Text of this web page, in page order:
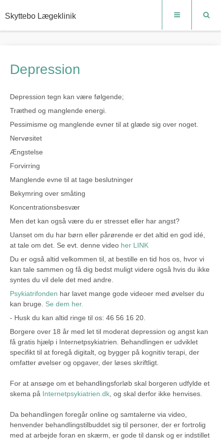
Skyttebo Lægeklinik
Depression
Depression tegn kan være følgende;
Træthed og manglende energi.
Pessimisme og manglende evner til at glæde sig over noget.
Nervøsitet
Ængstelse
Forvirring
Manglende evne til at tage beslutninger
Bekymring over småting
Koncentrationsbesvær
Men det kan også være du er stresset eller har angst?
Uanset om du har børn eller pårørende er det altid en god idé,
at tale om det. Se evt. denne video her LINK
Du er også altid velkommen til, at bestille en tid hos os, hvor vi
kan tale sammen og få dig bedst muligt videre også hvis du ikke
syntes du vil dele det med andre.
Psykiatrifonden har lavet mange gode videoer med øvelser du
kan bruge. Se dem her.
- Husk du kan altid ringe til os: 46 56 16 20.
Borgere over 18 år med let til moderat depression og angst kan
få gratis hjælp i Internetpsykiatrien. Behandlingen er udviklet
specifikt til at foregå digitalt, og bygger på kognitiv terapi, der
omfatter øvelser og opgaver, der løses skriftligt.
For at ansøge om et behandlingsforløb skal borgeren udfylde et
skema på Internetpsykiatrien.dk, og skal derfor ikke henvises.
Da behandlingen foregår online og samtalerne via video,
henvender behandlingstilbuddet sig til personer, der er fortrolig
med at arbejde foran en skærm, er gode til dansk og er indstillet